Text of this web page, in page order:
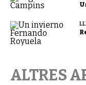
ALTRES